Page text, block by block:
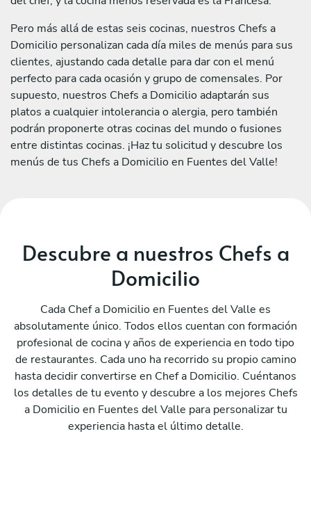
Pero más allá de estas seis cocinas, nuestros Chefs a
Domicilio personalizan cada día miles de menús para sus
clientes, ajustando cada detalle para dar con el menú
perfecto para cada ocasión y grupo de comensales. Por
supuesto, nuestros Chefs a Domicilio adaptarán sus
platos a cualquier intolerancia o alergia, pero también
podrán proponerte otras cocinas del mundo o fusiones
entre distintas cocinas. ¡Haz tu solicitud y descubre los
menús de tus Chefs a Domicilio en Fuentes del Valle!
Descubre a nuestros Chefs a
Domicilio
Cada Chef a Domicilio en Fuentes del Valle es
absolutamente único. Todos ellos cuentan con formación
profesional de cocina y años de experiencia en todo tipo
de restaurantes. Cada uno ha recorrido su propio camino
hasta decidir convertirse en Chef a Domicilio. Cuéntanos
los detalles de tu evento y descubre a los mejores Chefs
a Domicilio en Fuentes del Valle para personalizar tu
experiencia hasta el último detalle.